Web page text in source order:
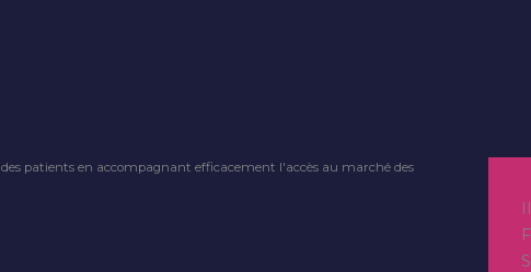
patients en accompagnant efficacement l'accès au marché des